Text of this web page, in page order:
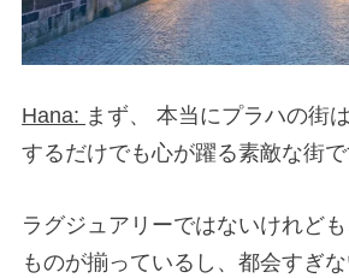
Hana: まず、 本当にプラハの街
するだけでも心が躍る素敵な街で
ラグジュアリーではないけれど
ものが揃っているし、都会すぎ